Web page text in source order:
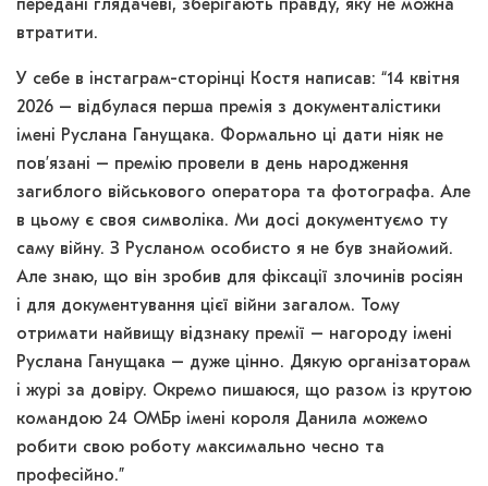
передані глядачеві, зберігають правду, яку не можна
втратити.
У себе в інстаграм-сторінці Костя написав: “14 квітня
2026 – відбулася перша премія з документалістики
імені Руслана Ганущака. Формально ці дати ніяк не
пов’язані – премію провели в день народження
загиблого військового оператора та фотографа. Але
в цьому є своя символіка. Ми досі документуємо ту
саму війну. З Русланом особисто я не був знайомий.
Але знаю, що він зробив для фіксації злочинів росіян
і для документування цієї війни загалом. Тому
отримати найвищу відзнаку премії – нагороду імені
Руслана Ганущака – дуже цінно. Дякую організаторам
і журі за довіру. Окремо пишаюся, що разом із крутою
командою 24 ОМБр імені короля Данила можемо
робити свою роботу максимально чесно та
професійно.”